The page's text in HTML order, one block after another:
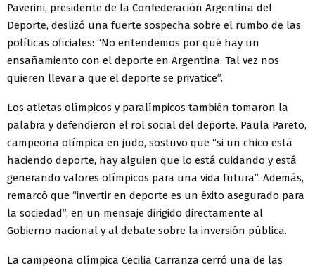
Paverini, presidente de la Confederación Argentina del
Deporte, deslizó una fuerte sospecha sobre el rumbo de las
políticas oficiales: “No entendemos por qué hay un
ensañamiento con el deporte en Argentina. Tal vez nos
quieren llevar a que el deporte se privatice”.
Los atletas olímpicos y paralímpicos también tomaron la
palabra y defendieron el rol social del deporte. Paula Pareto,
campeona olímpica en judo, sostuvo que “si un chico está
haciendo deporte, hay alguien que lo está cuidando y está
generando valores olímpicos para una vida futura”. Además,
remarcó que “invertir en deporte es un éxito asegurado para
la sociedad”, en un mensaje dirigido directamente al
Gobierno nacional y al debate sobre la inversión pública.
La campeona olímpica Cecilia Carranza cerró una de las